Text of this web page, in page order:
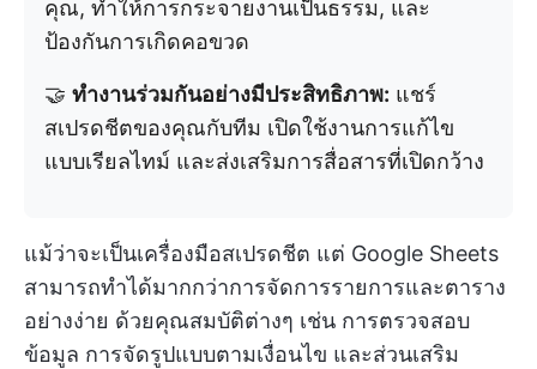
คุณ, ทำให้การกระจายงานเป็นธรรม, และ
ป้องกันการเกิดคอขวด
🤝 ทำงานร่วมกันอย่างมีประสิทธิภาพ: แชร์
สเปรดชีตของคุณกับทีม เปิดใช้งานการแก้ไข
แบบเรียลไทม์ และส่งเสริมการสื่อสารที่เปิดกว้าง
แม้ว่าจะเป็นเครื่องมือสเปรดชีต แต่ Google Sheets
สามารถทำได้มากกว่าการจัดการรายการและตาราง
อย่างง่าย ด้วยคุณสมบัติต่างๆ เช่น การตรวจสอบ
ข้อมูล การจัดรูปแบบตามเงื่อนไข และส่วนเสริม